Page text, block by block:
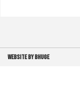
WEBSITE BY BHUGE